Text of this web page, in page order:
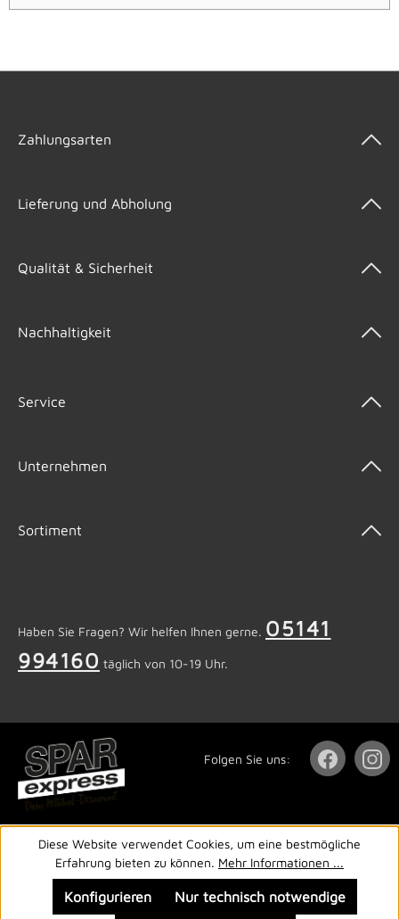
Zahlungsarten
Lieferung und Abholung
Qualität & Sicherheit
Nachhaltigkeit
Service
Unternehmen
Sortiment
Haben Sie Fragen? Wir helfen Ihnen gerne. 05141
994160 täglich von 10-19 Uhr.
Folgen Sie uns:
Diese Website verwendet Cookies, um eine bestmögliche
Erfahrung bieten zu können. Mehr Informationen ...
Nur technisch notwendige
Konfigurieren